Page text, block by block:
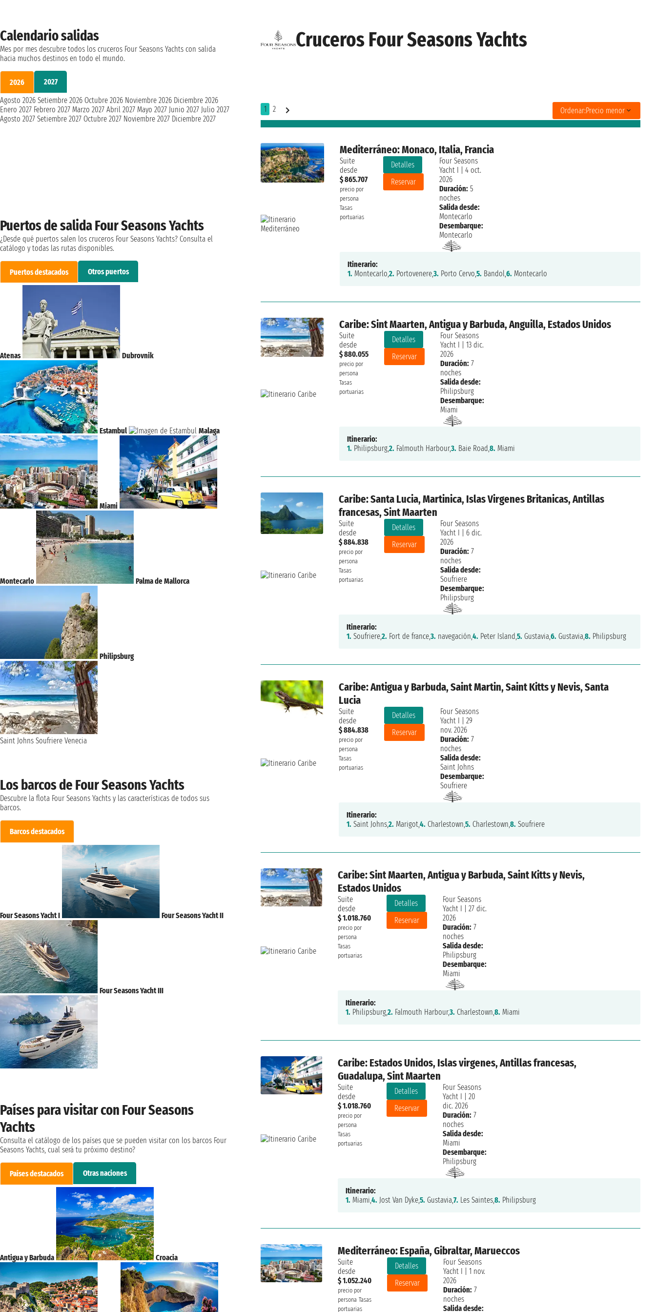
Cruceros Four Seasons Yachts
1 2 Ordenar:Precio menor
Mediterráneo: Monaco, Italia, Francia
Suite
desde
$ 865.707
precio por
persona
Tasas
portuarias
Detalles
Reservar
Four Seasons
Yacht I
4 oct.
2026
Duración: 5
noches
Salida desde:
Montecarlo
Desembarque:
Montecarlo
Itinerario:
1. Montecarlo,2. Portovenere,3. Porto Cervo,5. Bandol,6. Montecarlo
Caribe: Sint Maarten, Antigua y Barbuda, Anguilla, Estados Unidos
Suite
desde
$ 880.055
precio por
persona
Tasas
portuarias
Detalles
Reservar
Four Seasons
Yacht I
13 dic.
2026
Duración: 7
noches
Salida desde:
Philipsburg
Desembarque:
Miami
Itinerario:
1. Philipsburg,2. Falmouth Harbour,3. Baie Road,8. Miami
Caribe: Santa Lucia, Martinica, Islas Virgenes Britanicas, Antillas
francesas, Sint Maarten
Suite
desde
$ 884.838
precio por
persona
Tasas
portuarias
Detalles
Reservar
Four Seasons
Yacht I
6 dic.
2026
Duración: 7
noches
Salida desde:
Soufriere
Desembarque:
Philipsburg
Itinerario:
1. Soufriere,2. Fort de france,3. navegación,4. Peter Island,5. Gustavia,6. Gustavia,8. Philipsburg
Caribe: Antigua y Barbuda, Saint Martin, Saint Kitts y Nevis, Santa
Lucia
Suite
desde
$ 884.838
precio por
persona
Tasas
portuarias
Detalles
Reservar
Four Seasons
Yacht I
|29
nov. 2026
Duración: 7
noches
Salida desde:
Saint Johns
Desembarque:
Soufriere
Itinerario:
1. Saint Johns,2. Marigot,4. Charlestown,5. Charlestown,8. Soufriere
Caribe: Sint Maarten, Antigua y Barbuda, Saint Kitts y Nevis,
Estados Unidos
Suite
desde
$ 1.018.760
precio por
persona
Tasas
portuarias
Detalles
Reservar
Four Seasons
Yacht I
27 dic.
2026
Duración: 7
noches
Salida desde:
Philipsburg
Desembarque:
Miami
Itinerario:
1. Philipsburg,2. Falmouth Harbour,3. Charlestown,8. Miami
Caribe: Estados Unidos, Islas virgenes, Antillas francesas,
Guadalupa, Sint Maarten
Suite
desde
$ 1.018.760
precio por
persona
Tasas
portuarias
Detalles
Reservar
Four Seasons
Yacht I
20
dic. 2026
Duración: 7
noches
Salida desde:
Miami
Desembarque:
Philipsburg
Itinerario:
1. Miami,4. Jost Van Dyke,5. Gustavia,7. Les Saintes,8. Philipsburg
Mediterráneo: España, Gibraltar, Marueccos
Suite
desde
$ 1.052.240
precio por
persona Tasas
portuarias
Detalles
Reservar
Four Seasons
Yacht I
1 nov.
2026
Duración: 7
noches
Salida desde:
Calendario salidas
Mes por mes descubre todos los cruceros Four Seasons Yachts con salida
hacia muchos destinos en todo el mundo.
2026
2027
Agosto 2026 Setiembre 2026 Octubre 2026 Noviembre 2026 Diciembre 2026
Enero 2027 Febrero 2027 Marzo 2027 Abril 2027 Mayo 2027 Junio 2027 Julio 2027
Agosto 2027 Setiembre 2027 Octubre 2027 Noviembre 2027 Diciembre 2027
Puertos de salida Four Seasons Yachts
¿Desde qué puertos salen los cruceros Four Seasons Yachts? Consulta el
catálogo y todas las rutas disponibles.
Puertos destacados Otros puertos
Atenas Dubrovnik
Estambul Malaga
Miami
Montecarlo Palma de Mallorca
Philipsburg
Saint Johns Soufriere Venecia
Los barcos de Four Seasons Yachts
Descubre la flota Four Seasons Yachts y las características de todos sus
barcos.
Barcos destacados
Four Seasons Yacht I Four Seasons Yacht II
Four Seasons Yacht III
Países para visitar con Four Seasons
Yachts
Consulta el catálogo de los países que se pueden visitar con los barcos Four
Seasons Yachts, cual será tu próximo destino?
Países destacados Otras naciones
Antigua y Barbuda Croacia